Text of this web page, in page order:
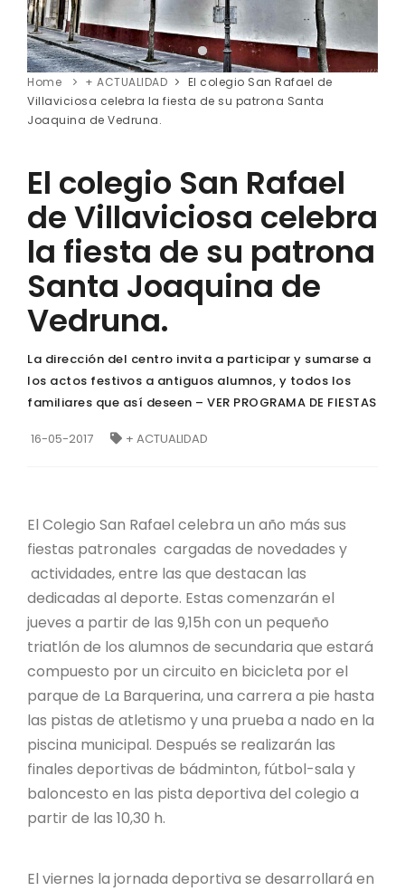
Home + ACTUALIDAD
El colegio San Rafael de
Villaviciosa celebra la fiesta de su patrona Santa
Joaquina de Vedruna.
El colegio San Rafael
de Villaviciosa celebra
la fiesta de su patrona
Santa Joaquina de
Vedruna.
La dirección del centro invita a participar y sumarse a
los actos festivos a antiguos alumnos, y todos los
familiares que así deseen – VER PROGRAMA DE FIESTAS
16-05-2017 + ACTUALIDAD
El Colegio San Rafael celebra un año más sus
fiestas patronales cargadas de novedades y
actividades, entre las que destacan las
dedicadas al deporte. Estas comenzarán el
jueves a partir de las 9,15h con un pequeño
triatlón de los alumnos de secundaria que estará
compuesto por un circuito en bicicleta por el
parque de La Barquerina, una carrera a pie hasta
las pistas de atletismo y una prueba a nado en la
piscina municipal. Después se realizarán las
finales deportivas de bádminton, fútbol-sala y
baloncesto en las pista deportiva del colegio a
partir de las 10,30 h.
El viernes la jornada deportiva se desarrollará en